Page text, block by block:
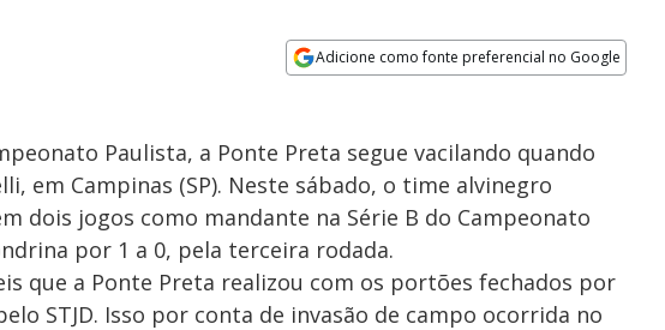
Adicione como fonte preferencial no Google
Paulista, a Ponte Preta segue vacilando quando
em Campinas (SP). Neste sábado, o time alvinegro
dois jogos como mandante na Série B do Campeonato
por 1 a 0, pela terceira rodada.
que a Ponte Preta realizou com os portões fechados por
STJD. Isso por conta de invasão de campo ocorrida no